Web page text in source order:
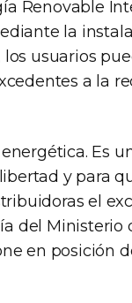
Renovable
la
usuarios
a la
Es
y para
el
del Ministerio
en posición